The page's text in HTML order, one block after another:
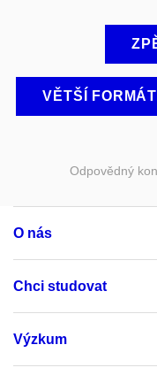
VĚTŠÍ FORMÁT
Odpovědný
O nás
Chci studovat
Výzkum